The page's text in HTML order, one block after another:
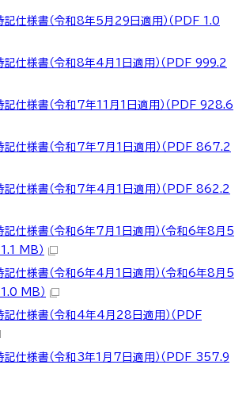
記仕様書（令和8年5月29日適用）（PDF 1.0
記仕様書（令和8年4月1日適用）（PDF 999.2
記仕様書（令和7年11月1日適用）（PDF 928.6
記仕様書（令和7年7月1日適用）（PDF 867.2
記仕様書（令和7年4月1日適用）（PDF 862.2
記仕様書（令和6年7月1日適用）（令和6年8月5
MB）
記仕様書（令和6年4月1日適用）（令和6年8月5
1.0 MB）
記仕様書（令和4年4月28日適用）（PDF
記仕様書（令和3年1月7日適用）（PDF 357.9